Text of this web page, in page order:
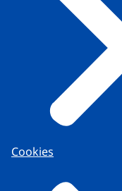
Cookies